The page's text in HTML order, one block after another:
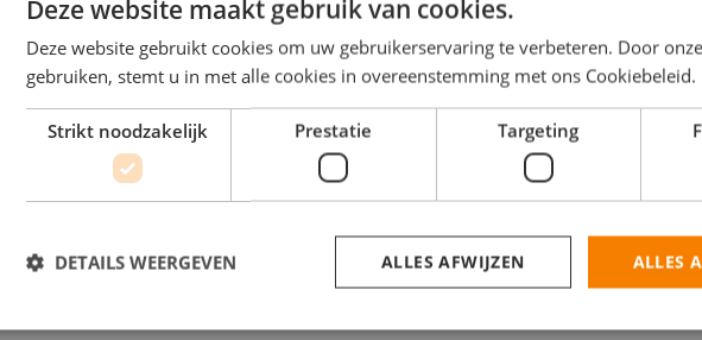
Deze website maakt gebruik van cookies.
Deze website gebruikt cookies om uw gebruikerservaring te verbeteren. Door
gebruiken, stemt u in met alle cookies in overeenstemming met ons Cookiebeleid.
Strikt noodzakelijk Prestatie Targeting
ALLES
ALLES AFWIJZEN
DETAILS WEERGEVEN